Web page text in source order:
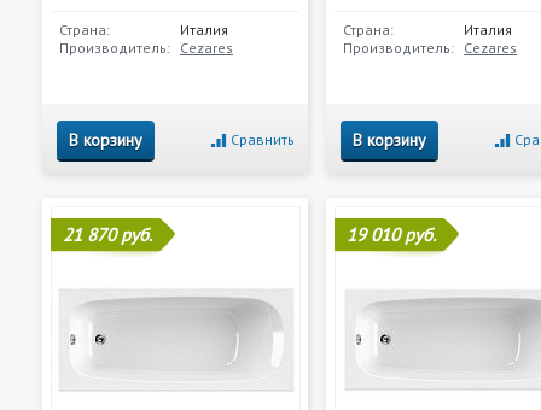
Страна:
Италия
Производитель: Cezares
В корзину Сравнить
Страна:
Италия
Производитель: Cezares
В корзину
21 870 руб. 19 010 руб.